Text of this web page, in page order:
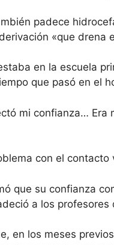
padece
«que drena
en la escuela
que pasó en el
mi confianza…
con el
que su confianza
a los profesores
en los meses